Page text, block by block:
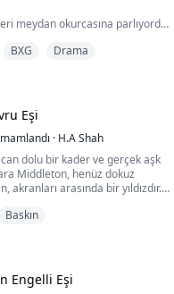
meydan okurcasına parlıyordu.
kıstı, onun kızarmış
Braden'in gözlerini
etti. Bacakları Braden...
BXG Drama
Eşi
· H.A Shah
dolu bir kader ve gerçek aşk
Middleton, henüz dokuz
akranları arasında bir yıldızdır.
kendinden emin görünümünün
Baskın
Engelli Eşi